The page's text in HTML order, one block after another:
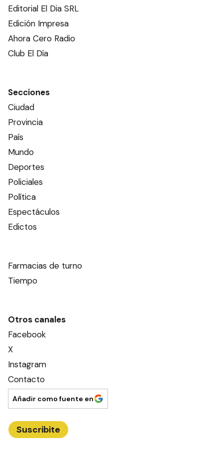
Editorial El Dia SRL
Edición Impresa
Ahora Cero Radio
Club El Día
Secciones
Ciudad
Provincia
País
Mundo
Deportes
Policiales
Política
Espectáculos
Edictos
Farmacias de turno
Tiempo
Otros canales
Facebook
X
Instagram
Contacto
Añadir como fuente en
Suscribite